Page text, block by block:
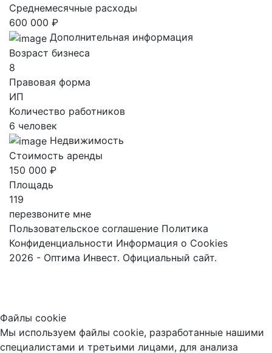
Среднемесячные расходы
600 000 ₽
Дополнительная информация
Возраст бизнеса
8
Правовая форма
ИП
Количество работников
6 человек
Недвижимость
Стоимость аренды
150 000 ₽
Площадь
119
перезвоните мне
Пользовательское соглашение Политика
Конфиденциальности Информация о Cookies
2026 - Оптима Инвест. Официальный сайт.
Файлы cookie
Мы используем файлы cookie, разработанные нашими
специалистами и третьими лицами, для анализа